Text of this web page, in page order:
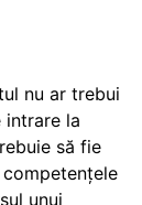
nu ar trebui
la
să fie
unui